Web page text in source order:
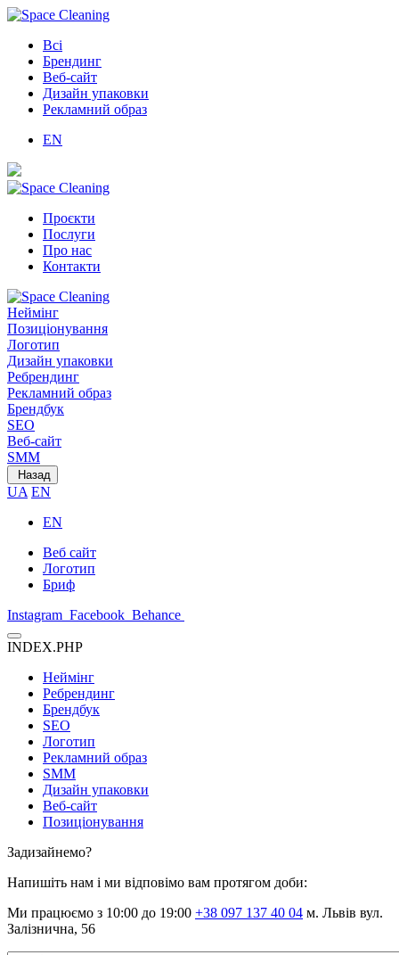
Всі
Брендинг
Веб-сайт
Дизайн упаковки
Рекламний образ
EN
Проєкти
Послуги
Про нас
Контакти
Неймінг
Позиціонування
Логотип
Дизайн упаковки
Ребрендинг
Рекламний образ
Брендбук
SEO
Веб-сайт
SMM
Назад
UA EN
EN
Веб сайт
Логотип
Бриф
Instagram Facebook Behance
INDEX.PHP
Неймінг
Ребрендинг
Брендбук
SEO
Логотип
Рекламний образ
SMM
Дизайн упаковки
Веб-сайт
Позиціонування
Задизайнемо?
Напишіть нам і ми відповімо вам протягом доби:
Ми працюємо з 10:00 до 19:00 +38 097 137 40 04 м. Львів вул.
Залізнична, 56